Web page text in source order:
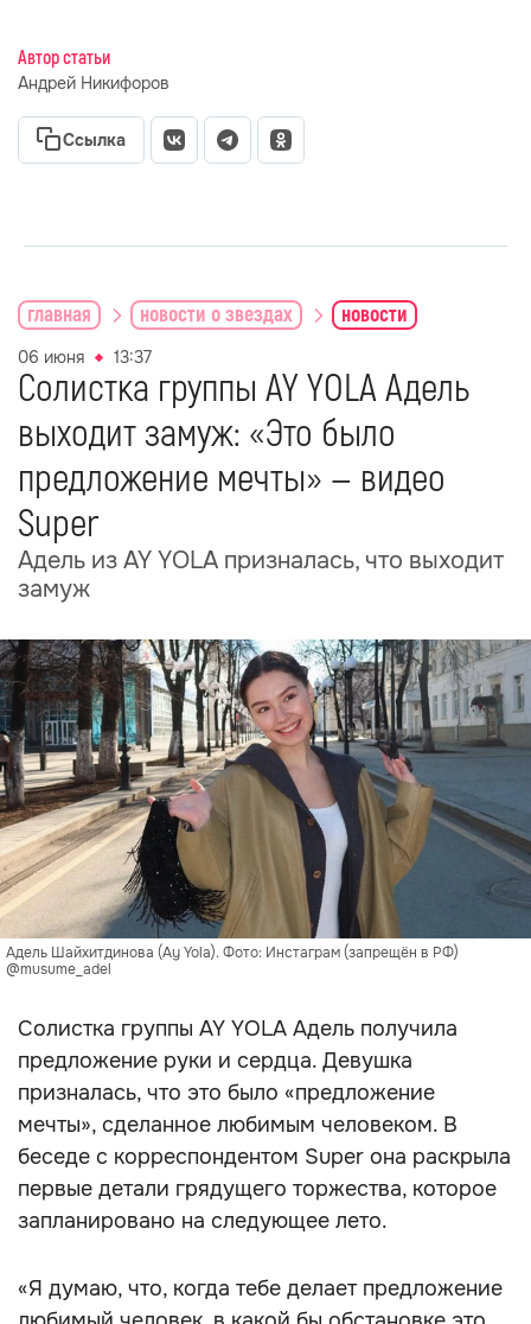
Автор статьи
Андрей Никифоров
Ссылка
главная новости о звездах новости
06 июня 13:37
Солистка группы AY YOLA Адель
выходит замуж: «Это было
предложение мечты» — видео
Super
Адель из AY YOLA призналась, что выходит
замуж
Адель Шайхитдинова (Ay Yola). Фото: Инстаграм (запрещён в РФ)
@musume_adel
Солистка группы AY YOLA Адель получила
предложение руки и сердца. Девушка
призналась, что это было «предложение
мечты», сделанное любимым человеком. В
беседе с корреспондентом Super она раскрыла
первые детали грядущего торжества, которое
запланировано на следующее лето.
«Я думаю, что, когда тебе делает предложение